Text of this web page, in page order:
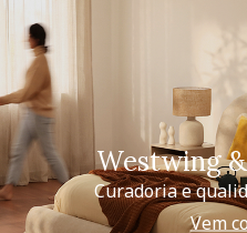
Westwing
Curadoria e
Vem